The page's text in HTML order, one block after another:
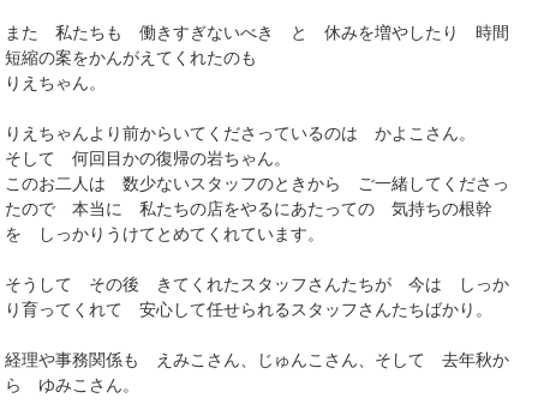
また 私たちも 働きすぎないべき と 休みを増やしたり 時間
短縮の案をかんがえてくれたのも
りえちゃん。
りえちゃんより前からいてくださっているのは かよこさん。
そして 何回目かの復帰の岩ちゃん。
このお二人は 数少ないスタッフのときから ご一緒してくださっ
たので 本当に 私たちの店をやるにあたっての 気持ちの根幹
を しっかりうけてとめてくれています。
そうして その後 きてくれたスタッフさんたちが 今は しっか
り育ってくれて 安心して任せられるスタッフさんたちばかり。
経理や事務関係も えみこさん、じゅんこさん、そして 去年秋か
ら ゆみこさん。